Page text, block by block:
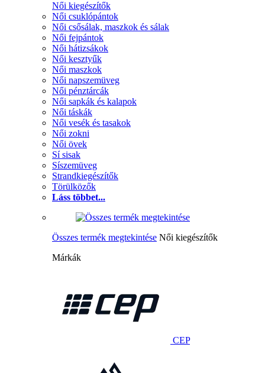
Női kiegészítők
Női csuklópántok
Női csősálak, maszkok és sálak
Női fejpántok
Női hátizsákok
Női kesztyűk
Női maszkok
Női napszemüveg
Női pénztárcák
Női sapkák és kalapok
Női táskák
Női vesék és tasakok
Női zokni
Női övek
Sí sisak
Síszemüveg
Strandkiegészítők
Törülközők
Láss többet...
Összes termék megtekintése Női kiegészítők
Márkák
CEP